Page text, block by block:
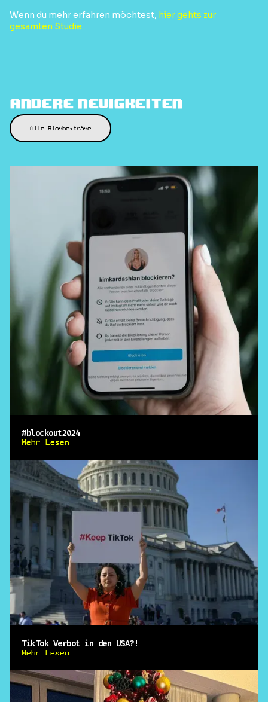
Wenn du mehr erfahren möchtest, hier gehts zur
gesamten Studie.
Andere Neuigkeiten
Alle Blogbeiträge
#blockout2024
Mehr Lesen
TikTok Verbot in den USA?!
Mehr Lesen